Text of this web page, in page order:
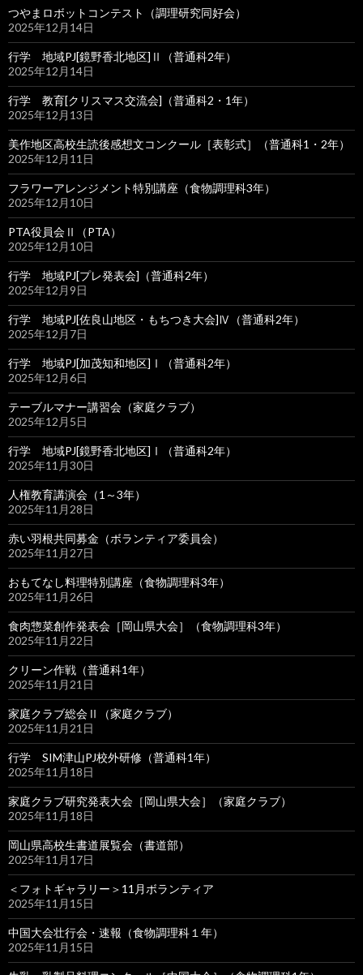
つやまロボットコンテスト（調理研究同好会）
2025年12月14日
行学 地域PJ[鏡野香北地区]Ⅱ（普通科2年）
2025年12月14日
行学 教育[クリスマス交流会]（普通科2・1年）
2025年12月13日
美作地区高校生読後感想文コンクール［表彰式］（普通科1・2年）
2025年12月11日
フラワーアレンジメント特別講座（食物調理科3年）
2025年12月10日
PTA役員会Ⅱ（PTA）
2025年12月10日
行学 地域PJ[プレ発表会]（普通科2年）
2025年12月9日
行学 地域PJ[佐良山地区・もちつき大会]Ⅳ（普通科2年）
2025年12月7日
行学 地域PJ[加茂知和地区]Ⅰ（普通科2年）
2025年12月6日
テーブルマナー講習会（家庭クラブ）
2025年12月5日
行学 地域PJ[鏡野香北地区]Ⅰ（普通科2年）
2025年11月30日
人権教育講演会（1～3年）
2025年11月28日
赤い羽根共同募金（ボランティア委員会）
2025年11月27日
おもてなし料理特別講座（食物調理科3年）
2025年11月26日
食肉惣菜創作発表会［岡山県大会］（食物調理科3年）
2025年11月22日
クリーン作戦（普通科1年）
2025年11月21日
家庭クラブ総会Ⅱ（家庭クラブ）
2025年11月21日
行学 SIM津山PJ校外研修（普通科1年）
2025年11月18日
家庭クラブ研究発表大会［岡山県大会］（家庭クラブ）
2025年11月18日
岡山県高校生書道展覧会（書道部）
2025年11月17日
＜フォトギャラリー＞11月ボランティア
2025年11月15日
中国大会壮行会・速報（食物調理科１年）
2025年11月15日